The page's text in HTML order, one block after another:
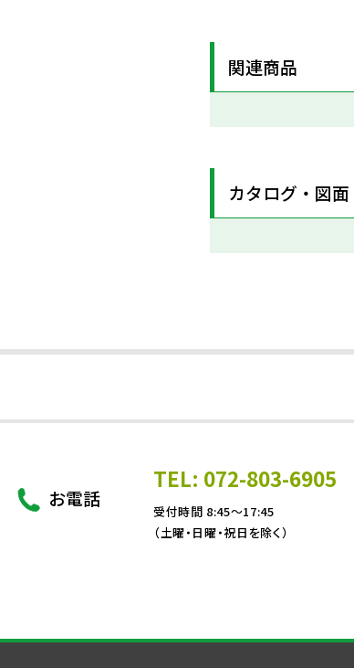
関連商品
カタログ・図
お電話
TEL: 072-803-6905
受付時間 8:45～17:45
（土曜・日曜・祝日を除く）